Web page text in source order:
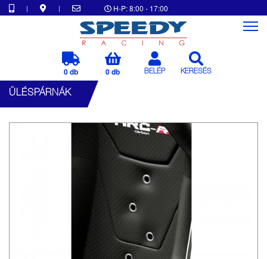
| | H-P: 8:00 - 17:00
0 db 0 db BELÉP KERESÉS
ÜLÉSPÁRNÁK